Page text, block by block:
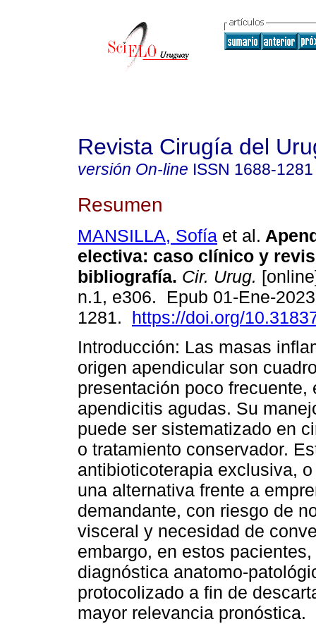
Revista Cirugía del
versión On-line ISSN 1688-1281
Resumen
MANSILLA, Sofía et al.
electiva: caso clínico y
bibliografía. Cir. Urug.
n.1, e306. Epub 01-Ene-
1281. https://doi.org/
Introducción: Las masas
origen apendicular son
presentación poco frecuente,
apendicitis agudas. Su
puede ser sistematizado en
o tratamiento conservador.
antibioticoterapia exclusiva,
una alternativa frente a
demandante, con riesgo de
visceral y necesidad de
embargo, en estos
diagnóstica anatomo-
protocolizado a fin de
mayor relevancia pronóstica.